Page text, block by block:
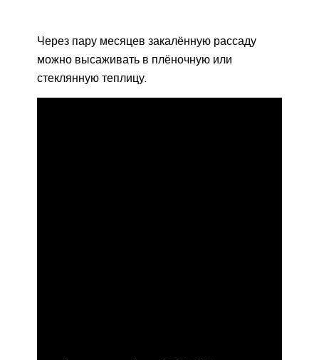
Через пару месяцев закалённую рассаду
можно высаживать в плёночную или
стеклянную теплицу.